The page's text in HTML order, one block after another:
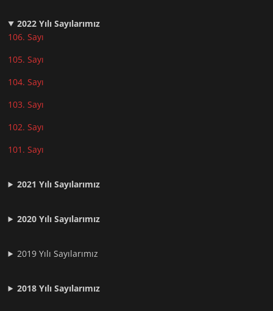
2022 Yılı Sayılarımız
106. Sayı
105. Sayı
104. Sayı
103. Sayı
102. Sayı
101. Sayı
2021 Yılı Sayılarımız
2020 Yılı Sayılarımız
2019 Yılı Sayılarımız
2018 Yılı Sayılarımız